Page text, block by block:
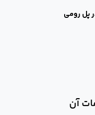
پل رومی
آن